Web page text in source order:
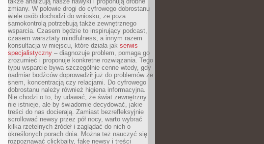
zmiany. W połowie drogi do cyfrowego dobrostanu
wiele osób dochodzi do wniosku, że poza
samokontrolą potrzebują także zewnętrznego
wsparcia. Czasem będzie to inspirujący podcast,
czasem warsztaty mindfulness, a innym razem
konsultacja w miejscu, które działa jak serwis
specjalistyczny – diagnozuje problem, pomaga go
zrozumieć i proponuje konkretne rozwiązania. Tego
typu wsparcie bywa szczególnie cenne wtedy, gdy
nadmiar bodźców doprowadził już do problemów ze
snem, koncentracją czy relacjami. Do cyfrowego
dobrostanu należy również higiena informacyjna.
Nie chodzi o to, by udawać, że świat zewnętrzny
nie istnieje, ale by świadomie decydować, jakie
treści do nas docierają. Zamiast bezrefleksyjnie
scrollować newsy przez pół nocy, warto wybrać
kilka rzetelnych źródeł i zaglądać do nich o
określonych porach dnia. Można też nauczyć się
rozpoznawać clickbaity, fake newsy i treści